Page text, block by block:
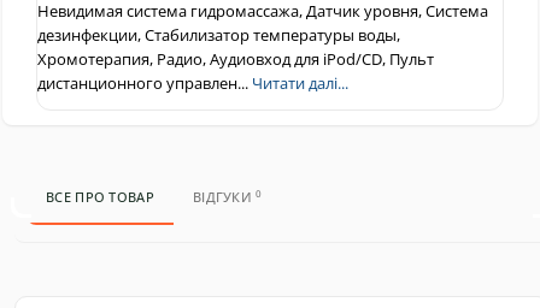
Невидимая система гидромассажа, Датчик уровня, Система
дезинфекции, Стабилизатор температуры воды,
Хромотерапия, Радио, Аудиовход для iPod/CD, Пульт
дистанционного управлен... Читати далі...
ВСЕ ПРО ТОВАР ВІДГУКИ0